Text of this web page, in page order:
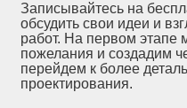
Записывайтесь на
обсудить свои идеи и
работ. На первом
пожелания и создадим
перейдем к более
проектирования.